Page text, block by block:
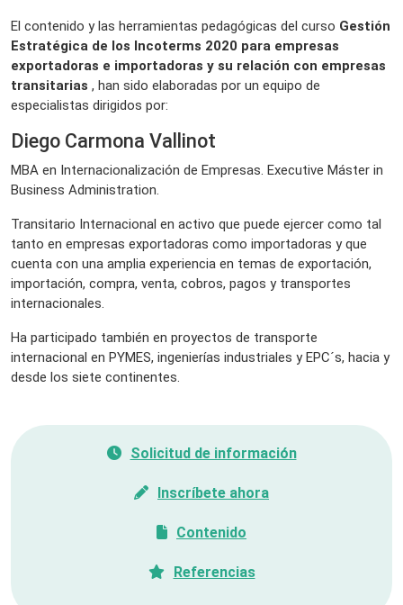
El contenido y las herramientas pedagógicas del curso Gestión
Estratégica de los Incoterms 2020 para empresas
exportadoras e importadoras y su relación con empresas
transitarias , han sido elaboradas por un equipo de
especialistas dirigidos por:
Diego Carmona Vallinot
MBA en Internacionalización de Empresas. Executive Máster in
Business Administration.
Transitario Internacional en activo que puede ejercer como tal
tanto en empresas exportadoras como importadoras y que
cuenta con una amplia experiencia en temas de exportación,
importación, compra, venta, cobros, pagos y transportes
internacionales.
Ha participado también en proyectos de transporte
internacional en PYMES, ingenierías industriales y EPC´s, hacia y
desde los siete continentes.
Solicitud de información
Inscríbete ahora
Contenido
Referencias